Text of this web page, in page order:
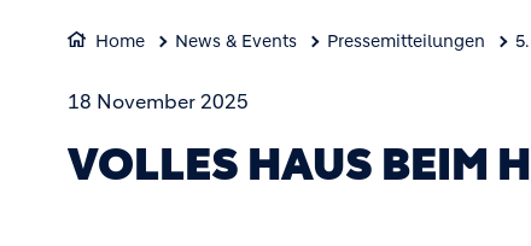
Home News & Events Pressemitteilungen
18 November 2025
VOLLES HAUS BEIM